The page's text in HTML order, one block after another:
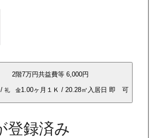
2階7万円共益費等6,000円
/礼 金1.00ヶ月 １Ｋ /20.28㎡ 入居日 即 可
登録済み